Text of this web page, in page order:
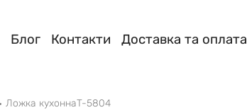
Блог Контакти Доставка та оплата
Ложка кухоннаT-5804